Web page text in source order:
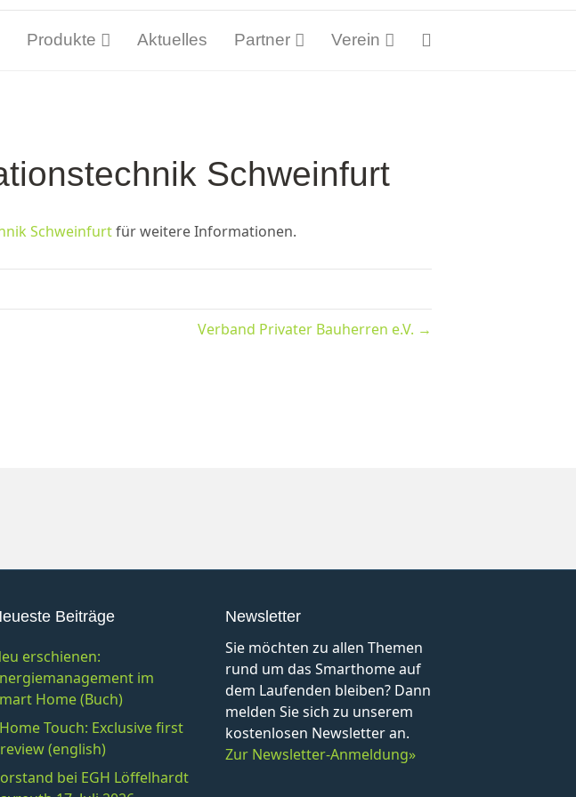
Produkte Aktuelles Partner Verein
Schweinfurt
Schweinfurtfür weitere Informationen.
Verband Privater Bauherren e.V. →
Beiträge
erschienen:
im
Home (Buch)
Touch: Exclusive first
(english)
bei EGH Löffelhardt
Newsletter
Sie möchten zu allen Themen
rund um das Smarthome auf
dem Laufenden bleiben? Dann
melden Sie sich zu unserem
kostenlosen Newsletter an.
Zur Newsletter-Anmeldung»